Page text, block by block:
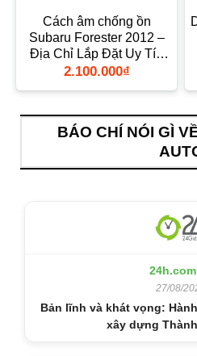
Cách âm chống ồn
Subaru Forester 2012 –
Địa Chỉ Lắp Đặt Uy Tín
TPHCM
2.100.000₫
BÁO CHÍ NÓI GÌ
27/08/
Bản lĩnh và khát vọng:
xây dựng